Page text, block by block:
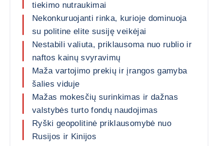
tiekimo nutraukimai
Nekonkuruojanti rinka, kurioje dominuoja
su politine elite susiję veikėjai
Nestabili valiuta, priklausoma nuo rublio ir
naftos kainų svyravimų
Maža vartojimo prekių ir įrangos gamyba
šalies viduje
Mažas mokesčių surinkimas ir dažnas
valstybės turto fondų naudojimas
Ryški geopolitinė priklausomybė nuo
Rusijos ir Kinijos